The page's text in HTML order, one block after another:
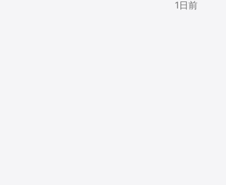
りました。機能はよいので、元の写真を
が、知らずにiPhoneやiPad、iCloudから
くないアプリです。どなたかの参考にし
1日前